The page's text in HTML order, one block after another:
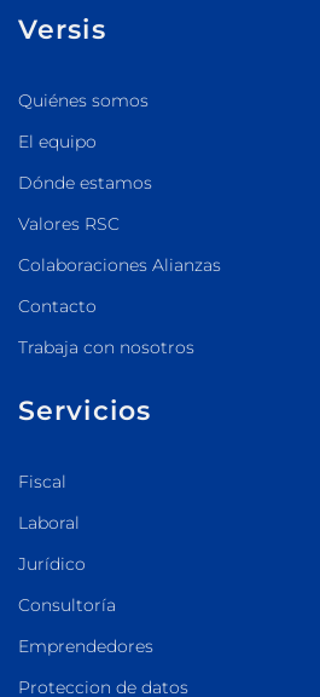
Versis
Quiénes somos
El equipo
Dónde estamos
Valores RSC
Colaboraciones Alianzas
Contacto
Trabaja con nosotros
Servicios
Fiscal
Laboral
Jurídico
Consultoría
Emprendedores
Proteccion de datos